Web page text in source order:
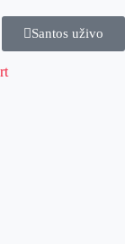
Santos uživo